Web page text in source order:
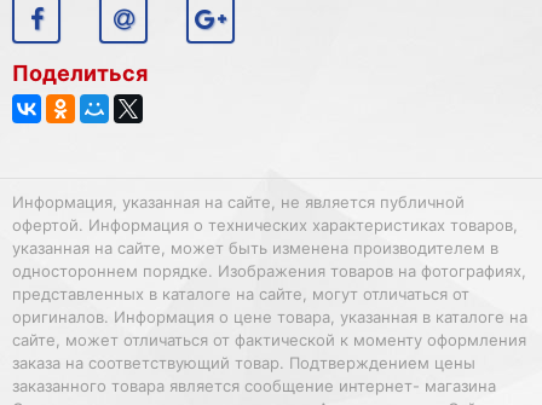
Поделиться
Информация, указанная на сайте, не является публичной
офертой. Информация о технических характеристиках товаров,
указанная на сайте, может быть изменена производителем в
одностороннем порядке. Изображения товаров на фотографиях,
представленных в каталоге на сайте, могут отличаться от
оригиналов. Информация о цене товара, указанная в каталоге на
сайте, может отличаться от фактической к моменту оформления
заказа на соответствующий товар. Подтверждением цены
заказанного товара является сообщение интернет- магазина